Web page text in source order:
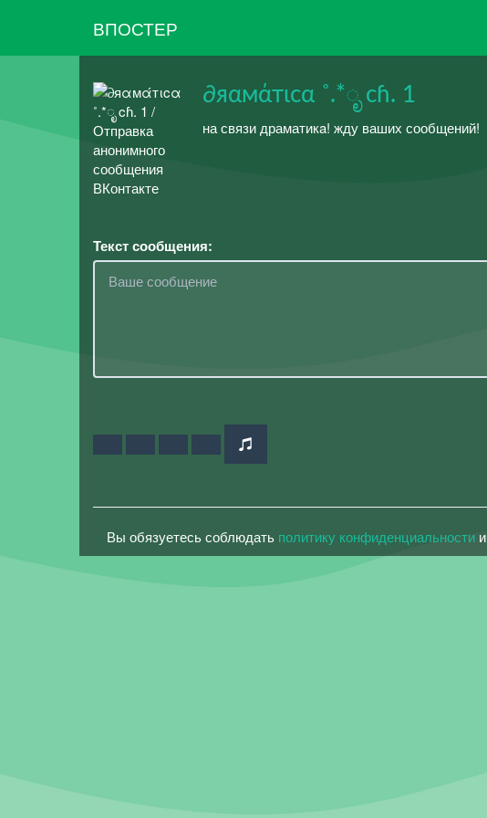
ВПОСТЕР
∂яαмάтιcα ˚.*ೃ cɦ. 1
на связи драматикa! жду ваших сообщений!
Текст сообщения:
Вы обязуетесь соблюдать политику конфиденциальности и